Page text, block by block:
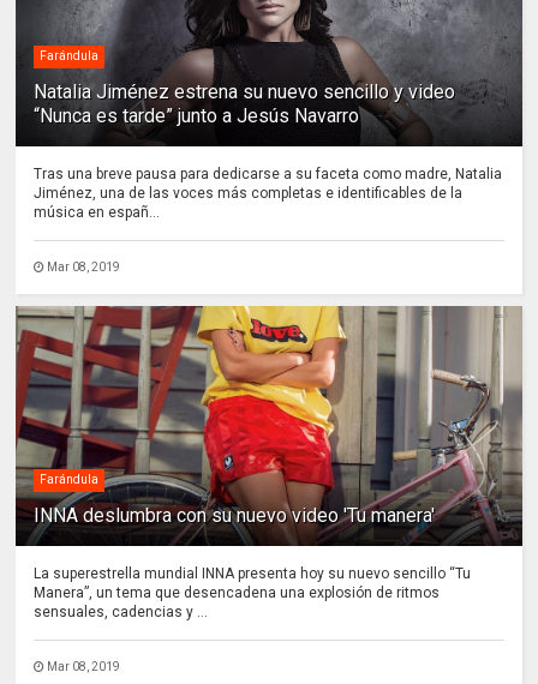
Farándula
Natalia Jiménez estrena su nuevo sencillo y video
“Nunca es tarde” junto a Jesús Navarro
Tras una breve pausa para dedicarse a su faceta como madre, Natalia
Jiménez, una de las voces más completas e identificables de la
música en españ...
Mar 08, 2019
Farándula
INNA deslumbra con su nuevo video 'Tu manera'
La superestrella mundial INNA presenta hoy su nuevo sencillo “Tu
Manera”, un tema que desencadena una explosión de ritmos
sensuales, cadencias y ...
Mar 08, 2019